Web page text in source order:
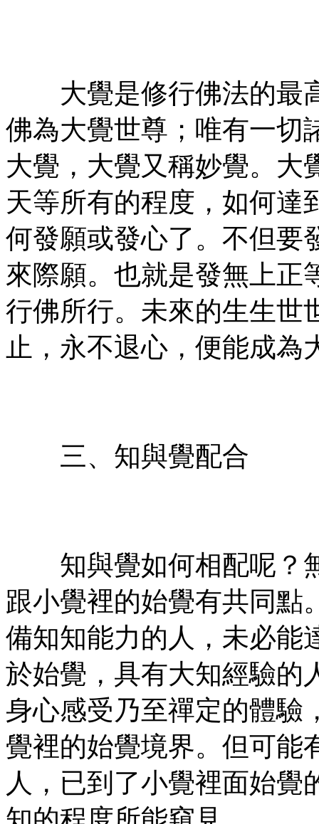
大覺是修行佛法的最
佛為大覺世尊；唯有一切
大覺，大覺又稱妙覺。大
天等所有的程度，如何達
何發願或發心了。不但要
來際願。也就是發無上正
行佛所行。未來的生生世
止，永不退心，便能成為
三、知與覺配合
知與覺如何相配呢？
跟小覺裡的始覺有共同點
備知知能力的人，未必能
於始覺，具有大知經驗的
身心感受乃至禪定的體驗
覺裡的始覺境界。但可能
人，已到了小覺裡面始覺